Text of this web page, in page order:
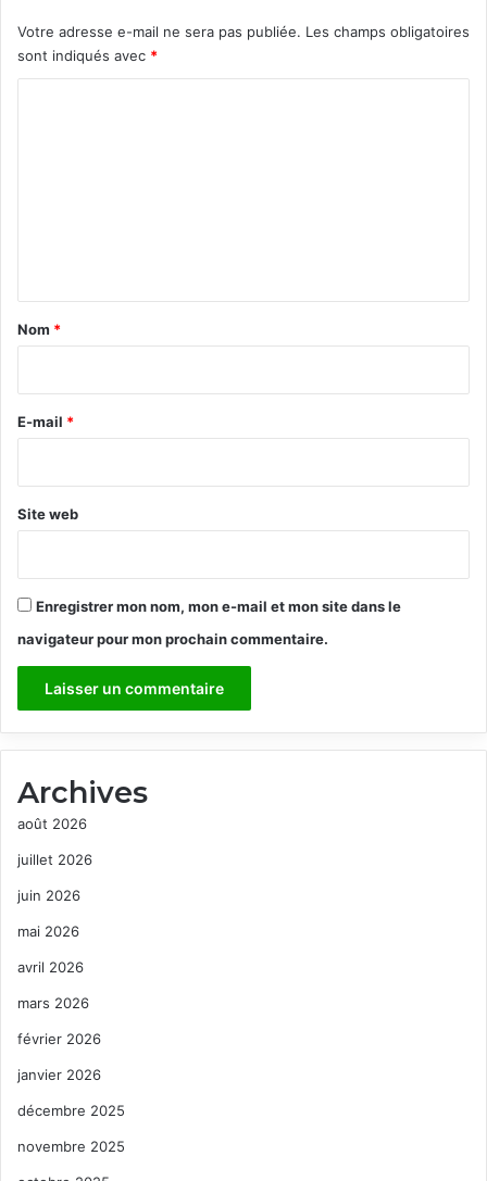
Votre adresse e-mail ne sera pas publiée. Les champs obligatoires
sont indiqués avec *
a
e
Nom *
E-mail *
Site web
Enregistrer mon nom, mon e-mail et mon site dans le
navigateur pour mon prochain commentaire.
Archives
août 2026
juillet 2026
juin 2026
mai 2026
avril 2026
mars 2026
février 2026
janvier 2026
décembre 2025
novembre 2025